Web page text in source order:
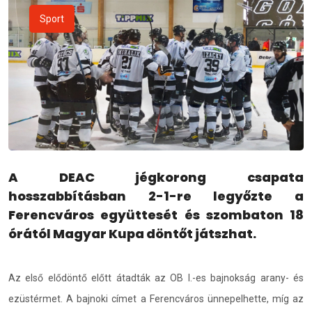
Sport
A DEAC jégkorong csapata
hosszabbításban 2-1-re legyőzte a
Ferencváros együttesét és szombaton 18
órától Magyar Kupa döntőt játszhat.
Az első elődöntő előtt átadták az OB I.-es bajnokság arany- és
ezüstérmet. A bajnoki címet a Ferencváros ünnepelhette, míg az